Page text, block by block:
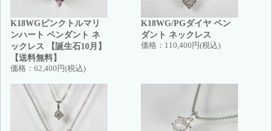
K18WGピンクトルマリ
ンハート ペンダント ネ
ックレス 【誕生石10月】
【送料無料】
価格： 62,400円(税込)
K18WG/PGダイヤ ペン
ダント ネックレス
価格： 110,400円(税込)